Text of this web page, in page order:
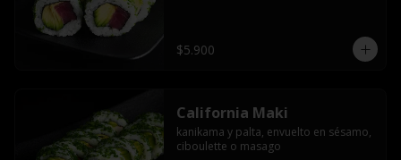
$5.900
California Maki
kanikama y palta, envuelto en sésamo,
ciboulette o masago